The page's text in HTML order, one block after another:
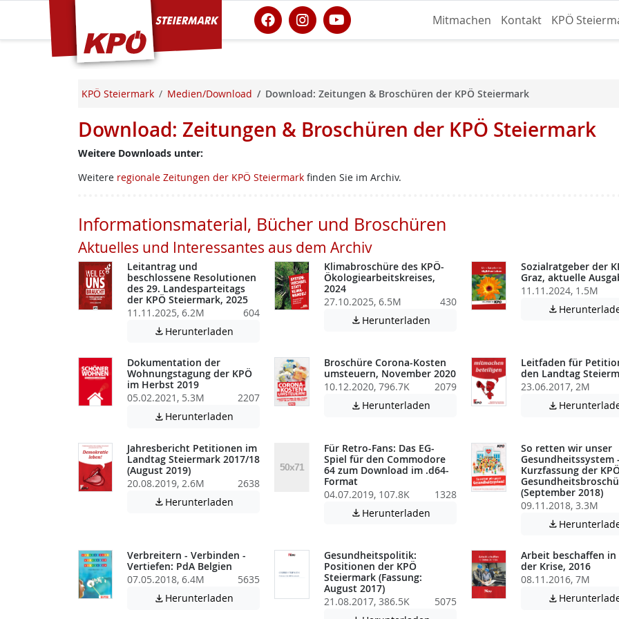
KPÖ Steiermark Mitmachen Kontakt KPÖ
KPÖ Steiermark Medien/Download Download: Zeitungen & Broschüren der KPÖ Steiermark
Download: Zeitungen & Broschüren der KPÖ Steiermark
Weitere Downloads unter:
Weitere regionale Zeitungen der KPÖ Steiermarkfinden Sie im Archiv.
Informationsmaterial, Bücher und Broschüren
Aktuelles und Interessantes aus dem Archiv
Leitantrag und
beschlossene Resolutionen
des 29. Landesparteitags
der KPÖ Steiermark, 2025
11.11.2025, 6.2M
604
 Herunterladen
Klimabroschüre des KPÖ-
Ökologiearbeitskreises,
2024
27.10.2025, 6.5M
430
 Herunterladen
Sozialratgeber der
Graz, aktuelle
11.11.2024, 1.5M

Dokumentation der
Wohnungstagung der KPÖ
im Herbst 2019
05.02.2021, 5.3M
2207
 Herunterladen
Broschüre Corona-Kosten
umsteuern, November 2020
10.12.2020, 796.7K
2079
 Herunterladen Achtung: Diese Datei enthält unter
Leitfaden für
den Landtag
23.06.2017, 2M

Jahresbericht Petitionen im
Landtag Steiermark 2017/18
(August 2019)
20.08.2019, 2.6M
2638
 Herunterladen Achtung: Diese Datei enthält unter Umständen nicht barrierefreie Inhalte!
Für Retro-Fans: Das EG-
Spiel für den Commodore
64 zum Download im .d64-
Format
04.07.2019, 107.8K
1328
 Herunterladen Achtung: Diese Datei enthält unter
So retten wir unser
Gesundheitssystem -
Kurzfassung der
(September 2018)
09.11.2018, 3.3M

Verbreitern - Verbinden -
Vertiefen: PdA Belgien
07.05.2018, 6.4M
5635
 Herunterladen Achtung: Diese Datei enthält unter Umständen nicht barrierefreie Inhalte!
Gesundheitspolitik:
Positionen der KPÖ
Steiermark (Fassung:
August 2017)
21.08.2017, 386.5K
5075
Arbeit beschaffen in
der Krise, 2016
08.11.2016, 7M
